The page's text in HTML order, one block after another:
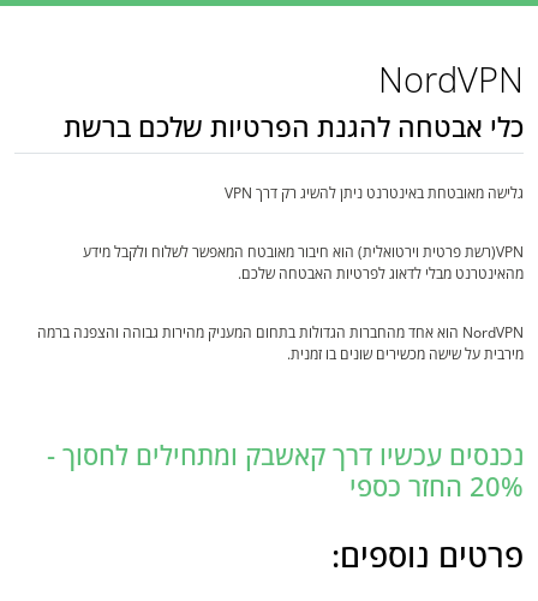
NordVPN
כלי אבטחה להגנת הפרטיות שלכם ברשת
גלישה מאובטחת באינטרנט ניתן להשיג רק דרך VPN
VPN(רשת פרטית וירטואלית) הוא חיבור מאובטח המאפשר לשלוח ולקבל מידע
מהאינטרנט מבלי לדאוג לפרטיות האבטחה שלכם.
NordVPN הוא אחד מהחברות הגדולות בתחום המעניק מהירות גבוהה והצפנה ברמה
מירבית על שישה מכשירים שונים בו זמנית.
נכנסים עכשיו דרך קאשבק ומתחילים לחסוך -
20% החזר כספי
פרטים נוספים: